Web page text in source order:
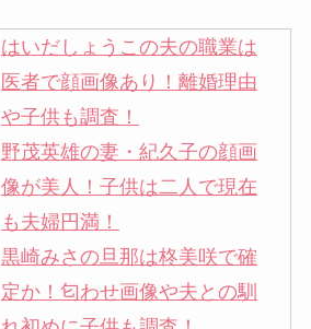
はいだしょうこの夫の職業は
医者で顔画像あり！離婚理由
や子供も調査！
野茂英雄の妻・紀久子の顔画
像が美人！子供は二人で現在
も夫婦円満！
黒崎みさの旦那は柊美咲で確
定か！匂わせ画像や夫との馴